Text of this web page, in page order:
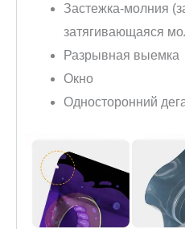
Застежка-молния
затягивающаяся
Разрывная выемка
Окно
Односторонний